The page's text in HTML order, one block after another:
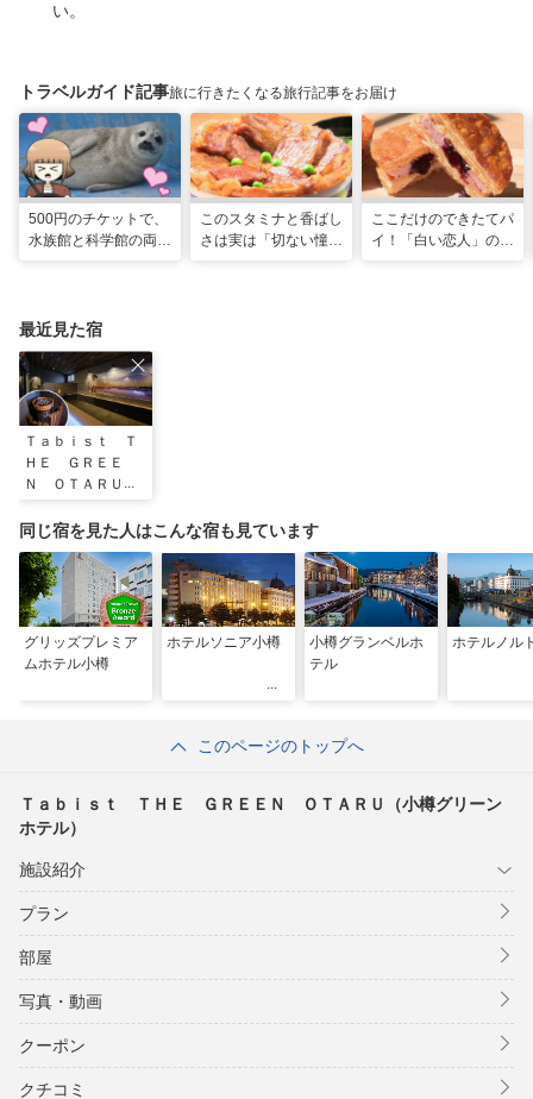
い。
トラベルガイド記事旅に行きたくなる旅行記事をお届け
500円のチケットで、
水族館と科学館の両方
このスタミナと香ばし
さは実は「切ない憧
ここだけのできたてパ
イ！「白い恋人」の石
最近見た宿
Ｔａｂｉｓｔ Ｔ
ＨＥ ＧＲＥＥ
Ｎ ＯＴＡＲＵ
テル）
同じ宿を見た人はこんな宿も見ています
グリッズプレミア
ムホテル小樽
ホテルソニア小樽
小樽グランベルホ
テル
ホテルノル
このページのトップへ
Ｔａｂｉｓｔ ＴＨＥ ＧＲＥＥＮ ＯＴＡＲＵ（小樽グリーン
ホテル）
施設紹介
プラン
部屋
写真・動画
クーポン
クチコミ